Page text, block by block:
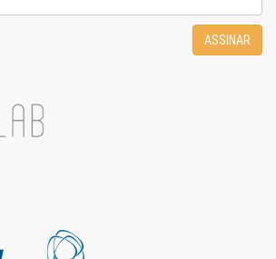
ASSINAR